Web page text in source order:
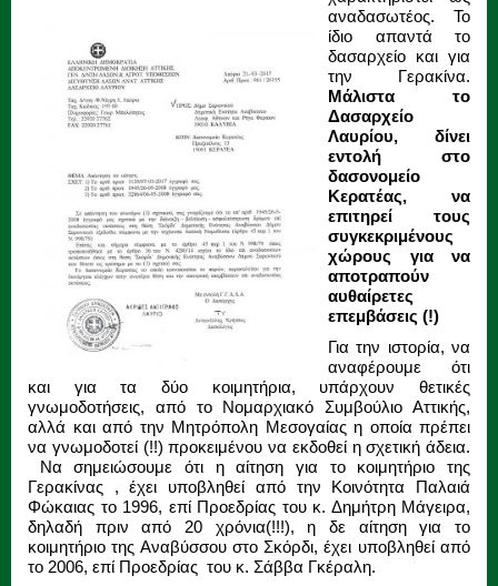
αναδασωτέος. Το
ίδιο απαντά το
δασαρχείο και για
την Γερακίνα.
Μάλιστα το
Δασαρχείο
Λαυρίου, δίνει
εντολή στο
δασονομείο
Κερατέας, να
επιτηρεί τους
συγκεκριμένους
χώρους για να
αποτραπούν
αυθαίρετες
επεμβάσεις (!)
Για την ιστορία, να
αναφέρουμε ότι
και για τα δύο κοιμητήρια, υπάρχουν θετικές
γνωμοδοτήσεις, από το Νομαρχιακό Συμβούλιο Αττικής,
αλλά και από την Μητρόπολη Μεσογαίας η οποία πρέπει
να γνωμοδοτεί (!!) προκειμένου να εκδοθεί η σχετική άδεια.
Να σημειώσουμε ότι η αίτηση για το κοιμητήριο της
Γερακίνας , έχει υποβληθεί από την Κοινότητα Παλαιά
Φώκαιας το 1996, επί Προεδρίας του κ. Δημήτρη Μάγειρα,
δηλαδή πριν από 20 χρόνια(!!!), η δε αίτηση για το
κοιμητήριο της Αναβύσσου στο Σκόρδι, έχει υποβληθεί από
το 2006, επί Προεδρίας του κ. Σάββα Γκέραλη.